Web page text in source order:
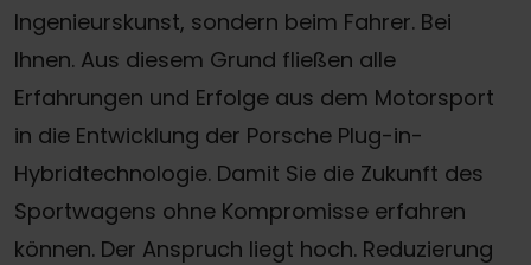
Ingenieurskunst, sondern beim Fahrer. Bei
Ihnen. Aus diesem Grund fließen alle
Erfahrungen und Erfolge aus dem Motorsport
in die Entwicklung der Porsche Plug-in-
Hybridtechnologie. Damit Sie die Zukunft des
Sportwagens ohne Kompromisse erfahren
können. Der Anspruch liegt hoch. Reduzierung